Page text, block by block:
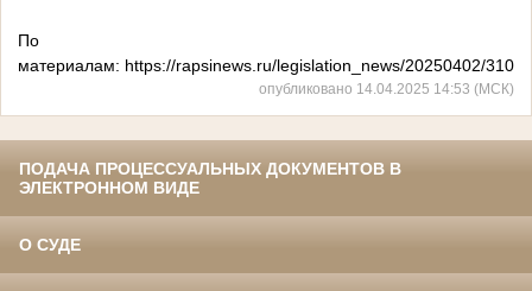
По
материалам: https://rapsinews.ru/legislation_news/20250402/
опубликовано 14.04.2025 14:53 (МСК)
ПОДАЧА ПРОЦЕССУАЛЬНЫХ ДОКУМЕНТОВ В
ЭЛЕКТРОННОМ ВИДЕ
О СУДЕ